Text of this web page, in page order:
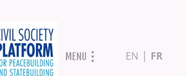
MENU EN FR